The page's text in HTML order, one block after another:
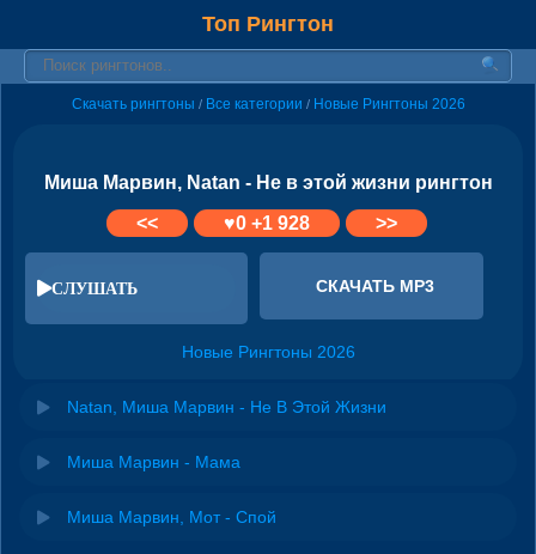
Топ Рингтон
Скачать рингтоны / Все категории / Новые Рингтоны 2026
Миша Марвин, Natan - Не в этой жизни рингтон
<<
♥0 +1 928 >>
СЛУШАТЬ СКАЧАТЬ MP3
Новые Рингтоны 2026
Natan, Миша Марвин - Не В Этой Жизни
Миша Марвин - Мама
Миша Марвин, Мот - Спой